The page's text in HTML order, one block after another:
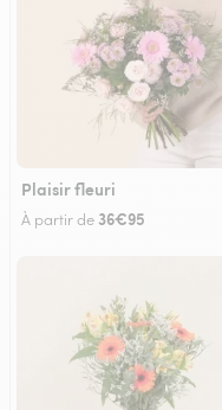
Plaisir fleuri
À partir de 36€95